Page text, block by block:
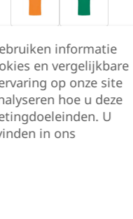
informatie
en vergelijkbare
op onze site
hoe u deze
U
in ons